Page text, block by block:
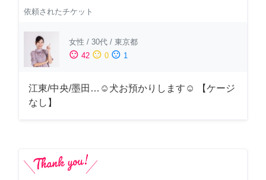
依頼されたチケット
女性 / 30代 / 東京都
sentiment_satisfied 42 sentiment_neutral 0 sentiment_dissatisfied 1
江東/中央/墨田…☺︎犬お預かりします☺︎ 【ケージ
なし】